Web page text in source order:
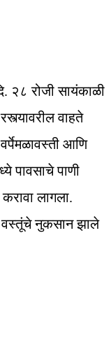
२८ रोजी सायंकाळी
वाहते
आणि
पावसाचे पाणी
लागला.
वस्तूंचे नुकसान झाले